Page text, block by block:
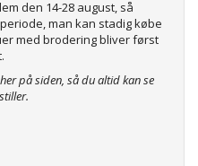
den 14-28 august, så
man kan stadig købe
med brodering bliver først
på siden, så du altid kan se